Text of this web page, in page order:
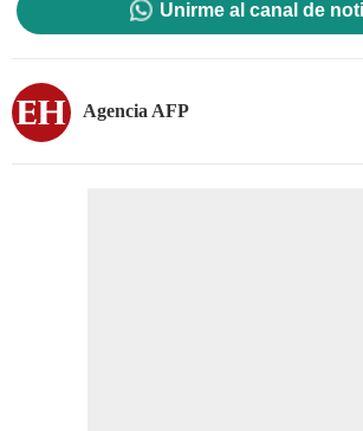
Unirme al canal de
Agencia AFP